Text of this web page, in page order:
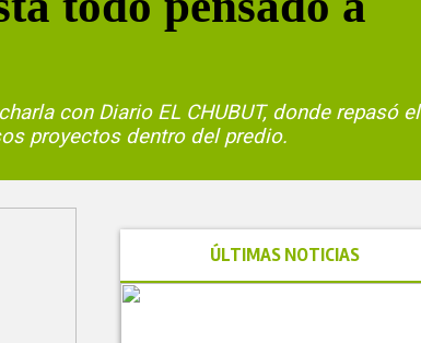
con Diario EL CHUBUT, donde repasó el
proyectos dentro del predio.
ÚLTIMAS NOTICIAS